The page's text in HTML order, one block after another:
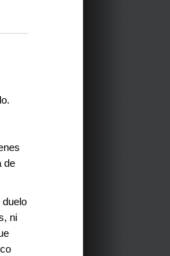
de
ni